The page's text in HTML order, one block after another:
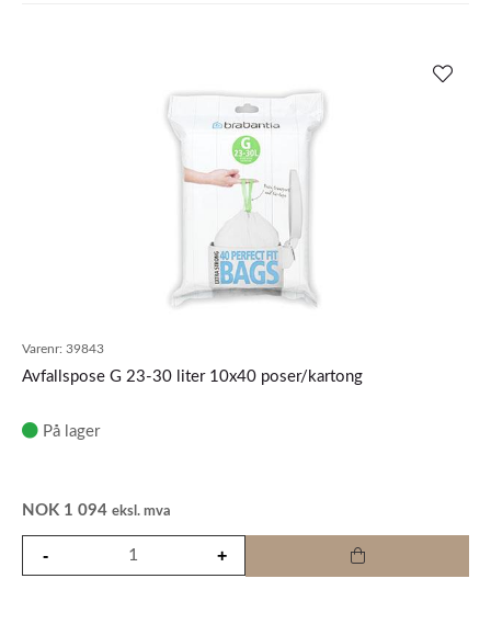
Varenr: 39843
Avfallspose G 23-30 liter 10x40 poser/kartong
På lager
NOK 1 094 eksl. mva